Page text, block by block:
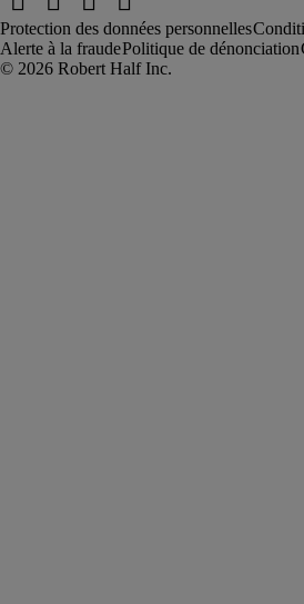
Protection des données personnelles
Alerte à la fraudePolitique de dénonciation